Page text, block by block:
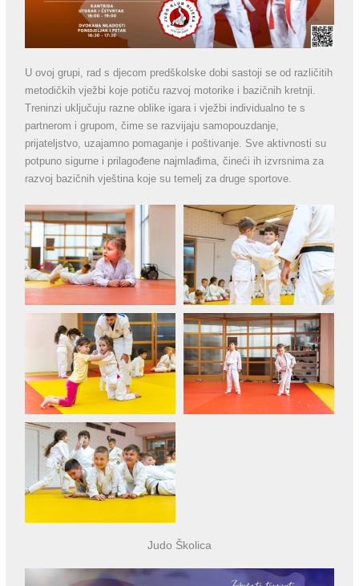
U ovoj grupi, rad s djecom predškolske dobi sastoji se od različitih
metodičkih vježbi koje potiču razvoj motorike i bazičnih kretnji.
Treninzi uključuju razne oblike igara i vježbi individualno te s
partnerom i grupom, čime se razvijaju samopouzdanje,
prijateljstvo, uzajamno pomaganje i poštivanje. Sve aktivnosti su
potpuno sigurne i prilagođene najmlađima, čineći ih izvrsnima za
razvoj bazičnih vještina koje su temelj za druge sportove.
Judo Školica